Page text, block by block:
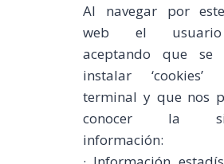
Al navegar por
web el
aceptando que se
instalar
terminal y que nos
conocer la
información: